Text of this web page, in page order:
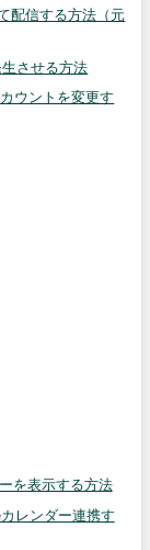
配信する方法（元
させる方法
ウントを変更す
を表示する方法
レンダー連携す